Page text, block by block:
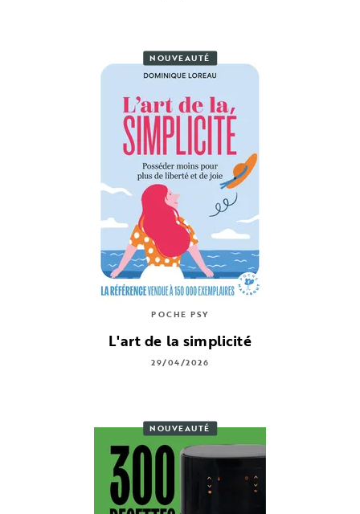
NOUVEAUTÉ
POCHE PSY
L'art de la simplicité
29/04/2026
NOUVEAUTÉ